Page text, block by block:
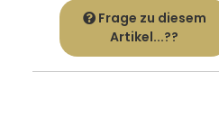
Frage zu diesem
Artikel...??